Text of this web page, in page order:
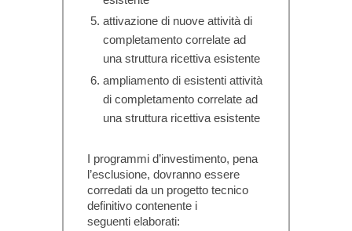
attivazione di nuove attività di
completamento correlate ad
una struttura ricettiva esistente
ampliamento di esistenti attività
di completamento correlate ad
una struttura ricettiva esistente
I programmi d’investimento, pena
l’esclusione, dovranno essere
corredati da un progetto tecnico
definitivo contenente i
seguenti elaborati: